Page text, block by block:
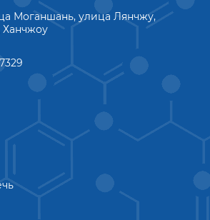
Моганшань, улица Лянчжу,